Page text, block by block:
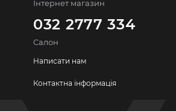
Інтернет магазин
032 2777 334
Салон
Написати нам
Контактна інформація